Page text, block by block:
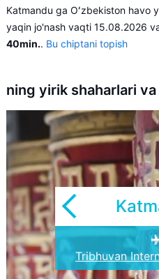
Katmandu ga Oʻzbekiston havo yoʻllari aviakompaniyasidan eng
40min.. Bu chiptani topish
ning yirik shaharlari
Tribhuvan